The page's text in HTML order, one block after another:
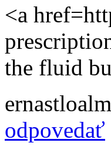
<a
the fluid
ernastloalm
odpovedať